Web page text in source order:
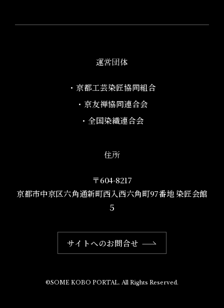
運営団体
・京都工芸染匠協同組合​
・京友禅協同連合会
・全国染織連合会
住所
〒604-8217
京都市中京区六角通新町西入西六角町97番地​ 染匠会館
５
サイトへのお問合せ
©SOME KOBO PORTAL. All Rights Reserved.